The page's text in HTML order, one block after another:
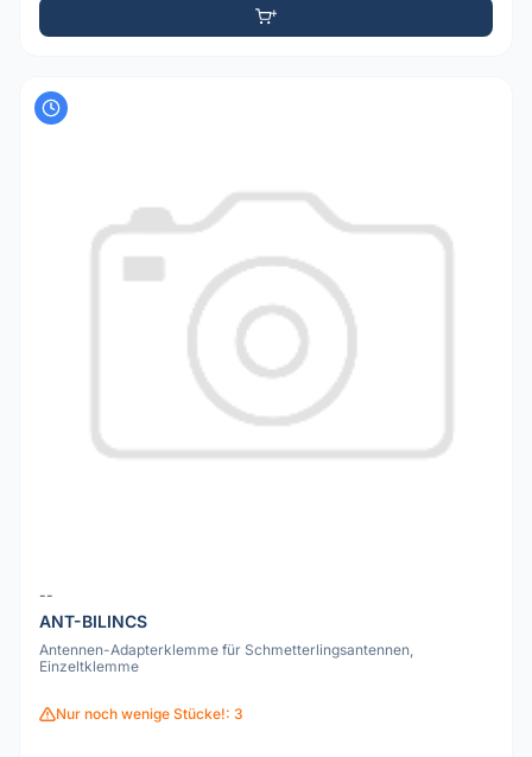
--
ANT-BILINCS
Antennen-Adapterklemme für Schmetterlingsantennen,
Einzeltklemme
Nur noch wenige Stücke!: 3